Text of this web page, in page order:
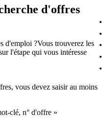
d'offres
d'emploi ?Vous trouverez les
l'étape qui vous intéresse
vous devez saisir au moins
clé, n° d'offre »